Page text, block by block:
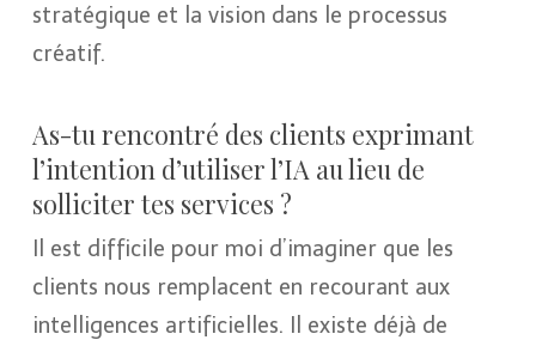
stratégique et la vision dans le processus
créatif.
As-tu rencontré des clients exprimant
l’intention d’utiliser l’IA au lieu de
solliciter tes services ?
Il est difficile pour moi d’imaginer que les
clients nous remplacent en recourant aux
intelligences artificielles. Il existe déjà de